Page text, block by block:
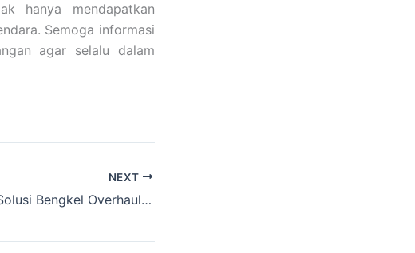
hanya mendapatkan
Semoga informasi
agar selalu dalam
NEXT
Inilah Solusi Bengkel Overhaul Mobil Matic Surabaya Tuntas Tanpa Drama